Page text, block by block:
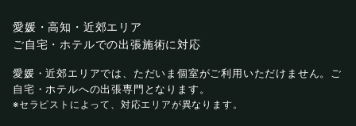
愛媛・高知・近郊エリア
ご自宅・ホテルでの出張施術に対応
愛媛・近郊エリアでは、ただいま個室がご利用いただけません。ご
自宅・ホテルへの出張専門となります。
※セラピストによって、対応エリアが異なります。